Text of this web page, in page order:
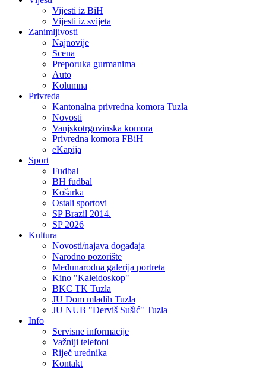
Vijesti iz BiH
Vijesti iz svijeta
Zanimljivosti
Najnovije
Scena
Preporuka gurmanima
Auto
Kolumna
Privreda
Kantonalna privredna komora Tuzla
Novosti
Vanjskotrgovinska komora
Privredna komora FBiH
eKapija
Sport
Fudbal
BH fudbal
Košarka
Ostali sportovi
SP Brazil 2014.
SP 2026
Kultura
Novosti/najava događaja
Narodno pozorište
Međunarodna galerija portreta
Kino "Kaleidoskop"
BKC TK Tuzla
JU Dom mladih Tuzla
JU NUB "Derviš Sušić" Tuzla
Info
Servisne informacije
Važniji telefoni
Riječ urednika
Kontakt